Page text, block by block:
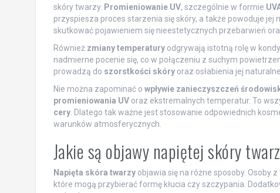
skóry twarzy. Promieniowanie UV, szczególnie w formie
przyspiesza proces starzenia się skóry, a także powoduje jej
skutkować pojawieniem się nieestetycznych przebarwień
Również zmiany temperaturyodgrywają istotną rolę w
nadmierne pocenie się, co w połączeniu z suchym
prowadzą do szorstkości skóryoraz osłabienia jej
Nie można zapominać o wpływie zanieczyszczeń
promieniowania UVoraz ekstremalnych temperatur. To
cery. Dlatego tak ważne jest stosowanie odpowiednich
warunków atmosferycznych.
Jakie są objawy napiętej skóry
Napięta skóra twarzyobjawia się na różne sposoby. Osoby
które mogą przybierać formę kłucia czy szczypania.